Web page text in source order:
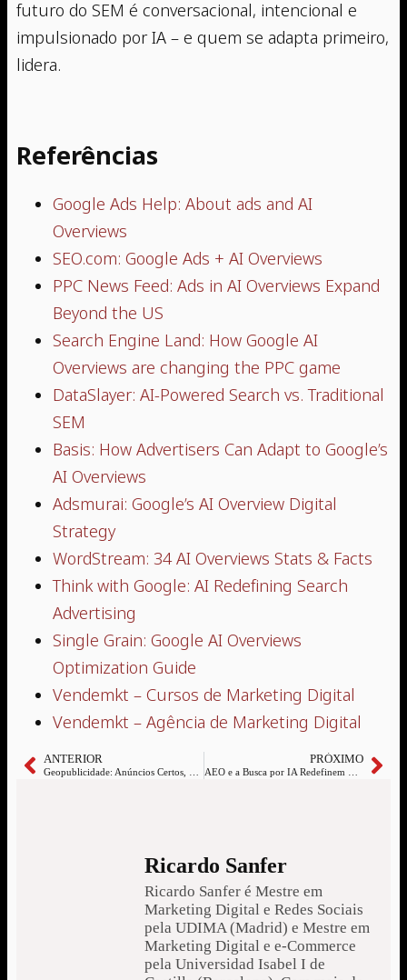
futuro do SEM é conversacional, intencional e
impulsionado por IA – e quem se adapta primeiro,
lidera.
Referências
Google Ads Help: About ads and AI
Overviews
SEO.com: Google Ads + AI Overviews
PPC News Feed: Ads in AI Overviews Expand
Beyond the US
Search Engine Land: How Google AI
Overviews are changing the PPC game
DataSlayer: AI-Powered Search vs. Traditional
SEM
Basis: How Advertisers Can Adapt to Google’s
AI Overviews
Adsmurai: Google’s AI Overview Digital
Strategy
WordStream: 34 AI Overviews Stats & Facts
Think with Google: AI Redefining Search
Advertising
Single Grain: Google AI Overviews
Optimization Guide
Vendemkt – Cursos de Marketing Digital
Vendemkt – Agência de Marketing Digital
ANTERIOR PRÓXIMO
Ricardo Sanfer
Ricardo Sanfer é Mestre em
Marketing Digital e Redes Sociais
pela UDIMA (Madrid) e Mestre em
Marketing Digital e e-Commerce
pela Universidad Isabel I de